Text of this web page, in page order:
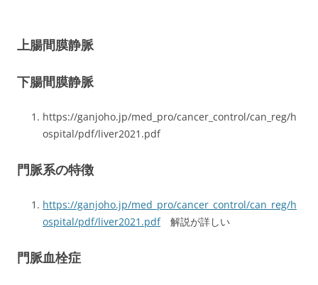
上腸間膜静脈
下腸間膜静脈
https://ganjoho.jp/med_pro/cancer_control/can_reg/h
ospital/pdf/liver2021.pdf
門脈系の特徴
https://ganjoho.jp/med_pro/cancer_control/can_reg/h
ospital/pdf/liver2021.pdf解説が詳しい
門脈血栓症